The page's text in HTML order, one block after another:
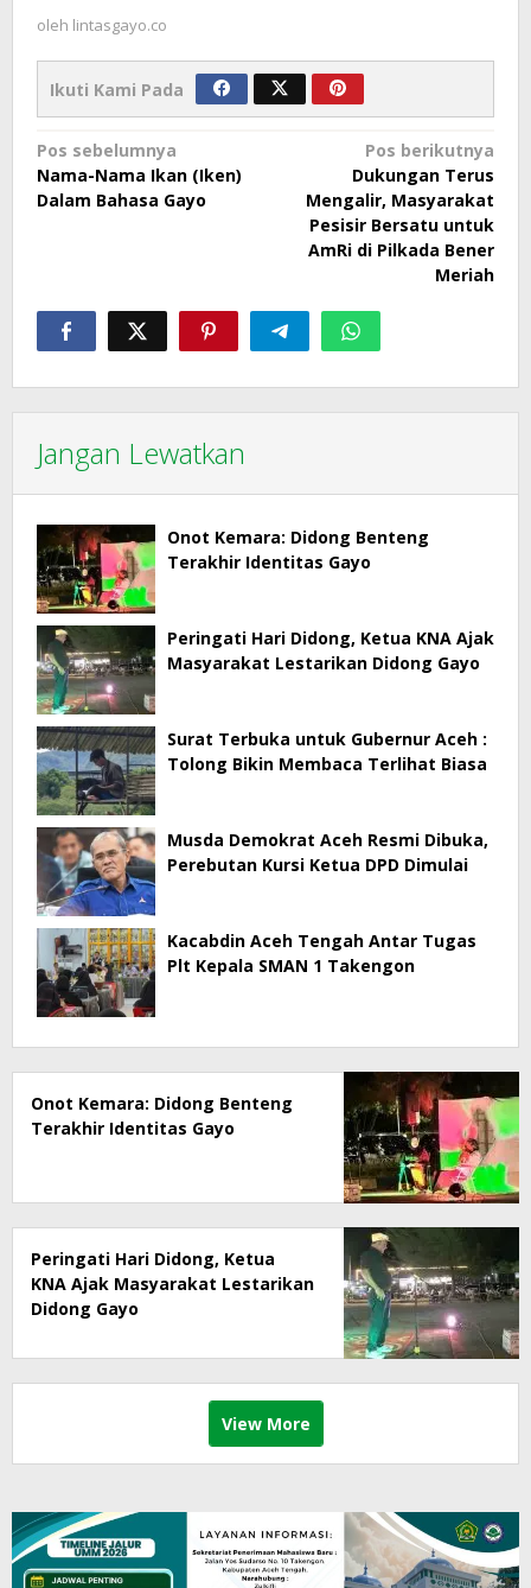
oleh lintasgayo.co
Ikuti Kami Pada
Navigasi
pos
Pos sebelumnya
Nama-Nama Ikan (Iken)
Dalam Bahasa Gayo
Pos berikutnya
Dukungan Terus
Mengalir, Masyarakat
Pesisir Bersatu untuk
AmRi di Pilkada Bener
Meriah
Jangan Lewatkan
Onot Kemara: Didong Benteng
Terakhir Identitas Gayo
Peringati Hari Didong, Ketua KNA Ajak
Masyarakat Lestarikan Didong Gayo
Surat Terbuka untuk Gubernur Aceh :
Tolong Bikin Membaca Terlihat Biasa
Musda Demokrat Aceh Resmi Dibuka,
Perebutan Kursi Ketua DPD Dimulai
Kacabdin Aceh Tengah Antar Tugas
Plt Kepala SMAN 1 Takengon
Onot Kemara: Didong Benteng
Terakhir Identitas Gayo
Peringati Hari Didong, Ketua
KNA Ajak Masyarakat Lestarikan
Didong Gayo
View More